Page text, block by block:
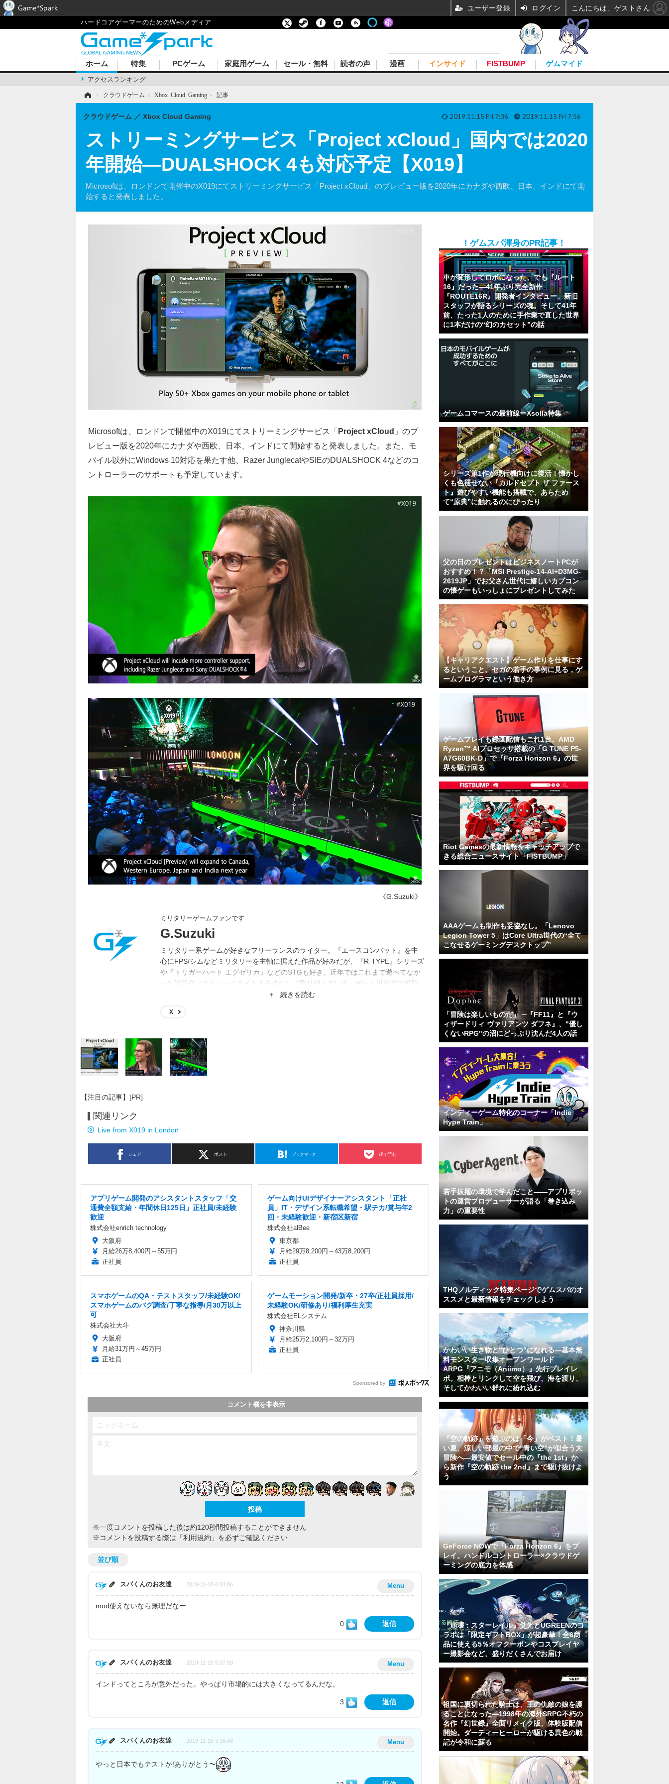
ハードコアゲーマーのためのWebメディア
ホーム
アクセスランキング
特集 PCゲーム 家庭用ゲーム セール・無料 読者の声 漫画 インサイド FISTBUMP ゲムマイド
› クラウドゲーム › Xbox Cloud Gaming › 記事
ストリーミングサービス「Project xCloud」国内では2020
年開始―DUALSHOCK 4も対応予定【X019】
Microsoftは、ロンドンで開催中のX019にてストリーミングサービス「Project xCloud」のプレビュー版を2020年にカナダや西欧、日本、インドにて開
始すると発表しました。
クラウドゲーム Xbox Cloud Gaming 2019.11.15 Fri 7:36 2019.11.15 Fri 7:16
Microsoftは、ロンドンで開催中のX019にてストリーミングサービス「Project xCloud 」のプ
レビュー版を2020年にカナダや西欧、日本、インドにて開始すると発表しました。また、モ
バイル以外にWindows 10対応を果たす他、Razer JunglecatやSIEのDUALSHOCK 4などのコ
ントローラーのサポートも予定しています。
《G.Suzuki》
ミリタリーゲームファンです
G.Suzuki
ミリタリー系ゲームが好きなフリーランスのライター。『エースコンバット』を中
心にFPS/シムなどミリタリーを主軸に据えた作品が好みだが、『R-TYPE』シリーズ
や『トリガーハート エグゼリカ』などのSTGも好き。近年ではこれまで遊べてなか
った話題作（クラシックタイトルを含む）に取り組んでいる。ゲーム以外では模型
作り（ガンプラやスケモ等を問わない）を趣味の一つとしている。
+ 続きを読む
X
【注目の記事】[PR]
関連リンク
Live from X019 in London
シェア ポスト ブックマーク 後で読む
アプリゲーム開発のアシスタントスタッフ「交
通費全額支給・年間休日125日」正社員/未経験
歓迎
株式会社enrich technology
大阪府
月給26万8,400円～55万円
正社員
ゲーム向けUIデザイナーアシスタント「正社
員」IT・デザイン系転職希望・駅チカ/賞与年2
回・未経験歓迎・新宿区新宿
株式会社alBee
東京都
月給29万8,200円～43万8,200円
正社員
スマホゲームのQA・テストスタッフ/未経験OK/
スマホゲームのバグ調査/丁寧な指導/月30万以上
可
株式会社大斗
大阪府
月給31万円～45万円
正社員
ゲームモーション開発/新卒・27卒/正社員採用/
未経験OK/研修あり/福利厚生充実
株式会社ELシステム
神奈川県
月給25万2,100円～32万円
正社員
Sponsored by
コメント欄を非表示
※一度コメントを投稿した後は約120秒間投稿することができません
※コメントを投稿する際は 「利用規約」 を必ずご確認ください
並び順
Menu
スパくんのお友達 2019-11-15 6:34:06
mod使えないなら無理だなー
0 返信
Menu
スパくんのお友達 2019-11-15 5:37:59
インドってところが意外だった。やっぱり市場的には大きくなってるんだな。
3 返信
Menu
スパくんのお友達 2019-11-15 3:16:48
やっと日本でもテストか!ありがとう〜
！ゲムスパ渾身のPR記事！
車が変形してロボになった、でも『ルート
16』だった―41年ぶり完全新作
『ROUTE16R』開発者インタビュー。新旧
スタッフが語るシリーズの魂。そして41年
前、たった1人のために手作業で直した世界
に1本だけの“幻のカセット”の話
ゲームコマースの最前線ーXsolla特集
シリーズ第1作が現行機向けに復活！懐かし
くも色褪せない『カルドセプト ザ ファース
ト』遊びやすい機能も搭載で、あらため
て“原典”に触れるのにぴったり
父の日のプレゼントはビジネスノートPCが
おすすめ！？「MSI Prestige-14-AI+D3MG-
2619JP」でお父さん世代に嬉しいカプコン
の懐ゲーもいっしょにプレゼントしてみた
【キャリアクエスト】ゲーム作りを仕事にす
るということ。セガの若手の事例に見る，ゲ
ームプログラマという働き方
ゲームプレイも録画配信もこれ1台。AMD
Ryzen™ AIプロセッサ搭載の「G TUNE P5-
A7G60BK-D」で『Forza Horizon 6』の世
界を駆け回る
Riot Gamesの最新情報をキャッチアップで
きる総合ニュースサイト「FISTBUMP」
AAAゲームも制作も妥協なし。「Lenovo
Legion Tower 5」はCore Ultra世代の“全て
こなせるゲーミングデスクトップ”
「冒険は楽しいものだ」 ─『FF11』と『ウ
ィザードリィ ヴァリアンツ ダフネ』、"優し
くないRPG"の沼にどっぷり沈んだ4人の話
インディーゲーム特化のコーナー「Indie
Hype Train」
若手抜擢の環境で学んだこと――アプリボッ
トの運営プロデューサーが語る「巻き込み
力」の重要性
THQノルディック特集ページでゲムスパのオ
ススメと最新情報をチェックしよう
かわいい生き物と"ひとつ"になれる―基本無
料モンスター収集オープンワールド
ARPG『アニモ（Aniimo）』先行プレイレ
ポ。相棒とリンクして空を飛び、海を渡り、
そしてかわいい群れに紛れ込む
『空の軌跡』を遊ぶのは「今」がベスト！暑
い夏、涼しい部屋の中で“青い空”が似合う大
冒険へ―最安値でセール中の『the 1st』か
ら新作『空の軌跡 the 2nd』まで駆け抜けよ
う
GeForce NOWで『Forza Horizon 6』をプ
レイ。ハンドルコントローラー×クラウドゲ
ーミングの底力を体感
『崩壊：スターレイル』爻光とUGREENのコ
ラボは「限定ギフトBOX」が超豪華！全6商
品に使える5％オフクーポンやコスプレイヤ
ー撮影会など、盛りだくさんでお届け
祖国に裏切られた騎士は、王の仇敵の娘を護
ることになった―1998年の海外SRPG不朽の
名作『幻世録』全面リメイク版、体験版配信
開始。ダーティーヒーローが駆ける異色の戦
記が令和に蘇る
Game*Spark ユーザー登録 ログイン こんにちは、ゲストさん